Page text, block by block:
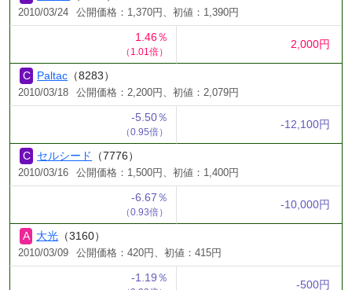
2010/03/24 公開価格：1,370円、初値：1,390円
1.46％
（1.01倍）
2,000円
Paltac （8283）
2010/03/18 公開価格：2,200円、初値：2,079円
-5.50％
（0.95倍）
-12,100円
セルシード （7776）
2010/03/16 公開価格：1,500円、初値：1,400円
-6.67％
（0.93倍）
-10,000円
大光 （3160）
2010/03/09 公開価格：420円、初値：415円
-1.19％
-500円